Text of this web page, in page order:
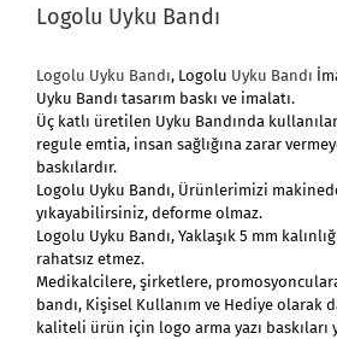
Logolu Uyku Bandı
Logolu Uyku Bandı, Logolu Uyku Bandı
Uyku Bandı tasarım baskı ve imalatı.
Üç katlı üretilen Uyku Bandında
regule emtia, insan sağlığına zarar
baskılardır.
Logolu Uyku Bandı, Ürünlerimizi
yıkayabilirsiniz, deforme olmaz.
Logolu Uyku Bandı, Yaklaşık 5 mm
rahatsız etmez.
Medikalcilere, şirketlere,
bandı, Kişisel Kullanım ve Hediye olarak
kaliteli ürün için logo arma yazı baskıları